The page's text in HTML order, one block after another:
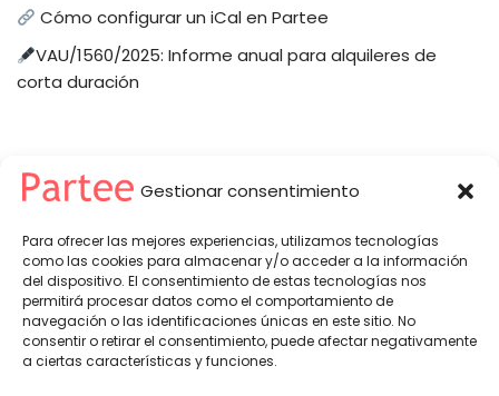
Gestionar consentimiento
Para ofrecer las mejores experiencias, utilizamos tecnologías
como las cookies para almacenar y/o acceder a la información
del dispositivo. El consentimiento de estas tecnologías nos
permitirá procesar datos como el comportamiento de
navegación o las identificaciones únicas en este sitio. No
consentir o retirar el consentimiento, puede afectar negativamente
a ciertas características y funciones.
Cómo configurar un iCal en Partee
VAU/1560/2025: Informe anual para alquileres de
corta duración
Partee© 2026 -Política de Privacidad-Condiciones del Servicio
partee@partee.es - soporte@partee.es